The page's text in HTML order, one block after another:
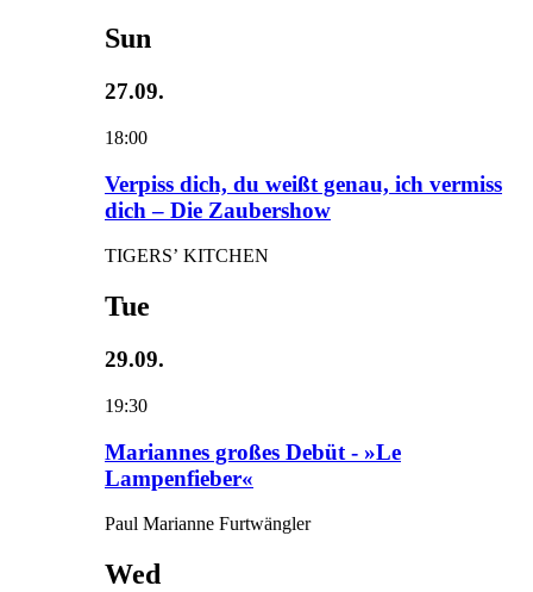
Sun
27.09.
18:00
Verpiss dich, du weißt genau, ich vermiss
dich – Die Zaubershow
TIGERS’ KITCHEN
Tue
29.09.
19:30
Mariannes großes Debüt - »Le
Lampenfieber«
Paul Marianne Furtwängler
Wed